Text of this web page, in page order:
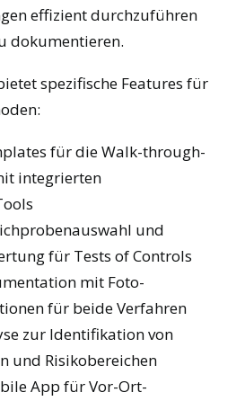
effizient durchzuführen
dokumentieren.
spezifische Features für
für die Walk-through-
integrierten
und
für Tests of Controls
mit Foto-
für beide Verfahren
zur Identifikation von
und Risikobereichen
App für Vor-Ort-